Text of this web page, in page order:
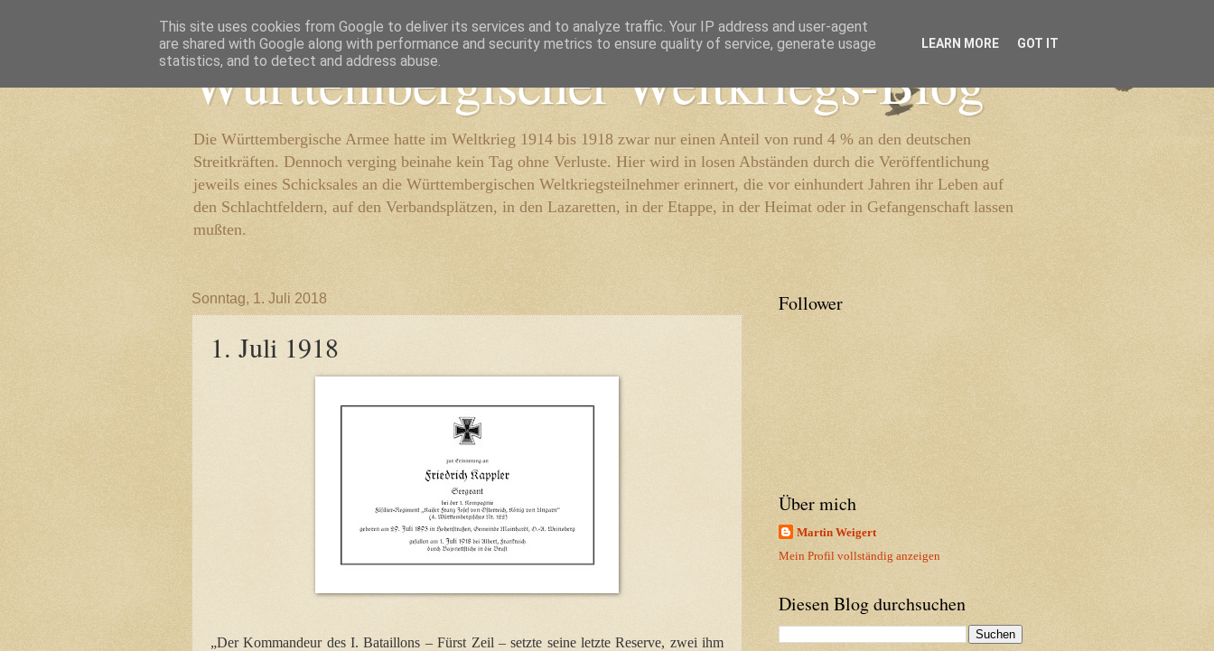
Württembergischer Weltkriegs-Blog
Die Württembergische Armee hatte im Weltkrieg 1914 bis 1918 zwar nur einen Anteil von rund 4 % an den deutschen
Streitkräften. Dennoch verging beinahe kein Tag ohne Verluste. Hier wird in losen Abständen durch die Veröffentlichung
jeweils eines Schicksales an die Württembergischen Weltkriegsteilnehmer erinnert, die vor einhundert Jahren ihr Leben auf
den Schlachtfeldern, auf den Verbandsplätzen, in den Lazaretten, in der Etappe, in der Heimat oder in Gefangenschaft lassen
mußten.
Sonntag, 1. Juli 2018
1. Juli 1918
„Der Kommandeur des I. Bataillons – Fürst Zeil – setzte seine letzte Reserve, zwei ihm
Follower
Über mich
Martin Weigert
Mein Profil vollständig anzeigen
Diesen Blog durchsuchen
This site uses cookies from Google to deliver its services and to analyze traffic. Your IP address and user-agent
are shared with Google along with performance and security metrics to ensure quality of service, generate usage
statistics, and to detect and address abuse.
LEARN MORE GOT IT